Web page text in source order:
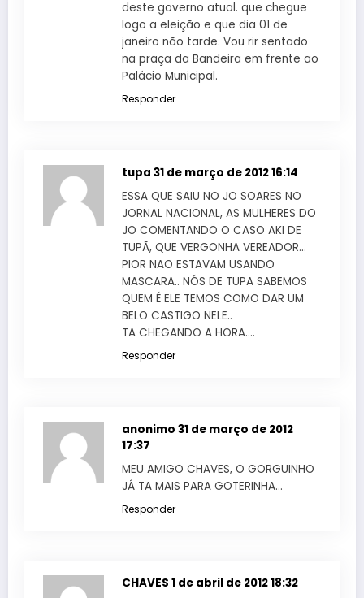
deste governo atual. que chegue
logo a eleição e que dia 01 de
janeiro não tarde. Vou rir sentado
na praça da Bandeira em frente ao
Palácio Municipal.
Responder
tupa 31 de março de 2012 16:14
ESSA QUE SAIU NO JO SOARES NO
JORNAL NACIONAL, AS MULHERES DO
JO COMENTANDO O CASO AKI DE
TUPÃ, QUE VERGONHA VEREADOR…
PIOR NAO ESTAVAM USANDO
MASCARA.. NÓS DE TUPA SABEMOS
QUEM É ELE TEMOS COMO DAR UM
BELO CASTIGO NELE..
TA CHEGANDO A HORA….
Responder
anonimo 31 de março de 2012
17:37
MEU AMIGO CHAVES, O GORGUINHO
JÁ TA MAIS PARA GOTERINHA…
Responder
CHAVES 1 de abril de 2012 18:32